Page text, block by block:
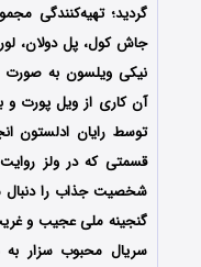
گردید؛ تهیه‌کنندگی
جاش کول، پل دولان،
نیکی ویلسون به صورت
آن کاری از ویل پورت و
توسط رایان ادلستون
قسمتی که در ولز
شخصیت جذاب را دنبال
گنجینه‌ ملی عجیب و
سریال محبوب سزار به